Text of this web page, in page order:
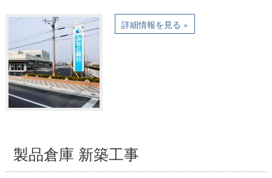
詳細情報を見る »
製品倉庫 新築工事